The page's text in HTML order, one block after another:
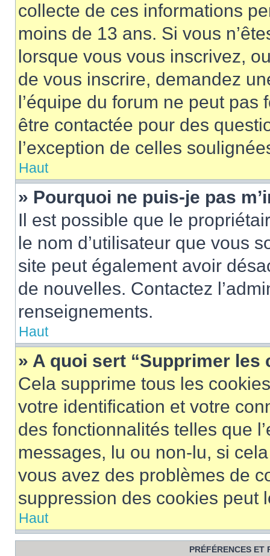
collecte de ces informations
moins de 13 ans. Si vous
lorsque vous vous inscrivez,
de vous inscrire, demandez
l’équipe du forum ne peut
être contactée pour des
l’exception de celles
Haut
» Pourquoi ne puis-je pas
Il est possible que le
le nom d’utilisateur que vous
site peut également avoir
de nouvelles. Contactez
renseignements.
Haut
» A quoi sert “Supprimer les
Cela supprime tous les
votre identification et votre
des fonctionnalités telles que
messages, lu ou non-lu, si
vous avez des problèmes de
suppression des cookies peut
Haut
PRÉFÉRENCES ET